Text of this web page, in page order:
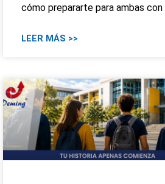
cómo prepararte para ambas con
LEER MÁS >>